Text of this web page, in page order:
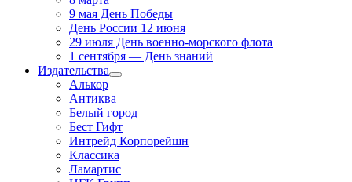
9 мая День Победы
День России 12 июня
29 июля День военно-морского флота
1 сентября — День знаний
Издательства
Алькор
Антиква
Белый город
Бест Гифт
Интрейд Корпорейшн
Классика
Ламартис